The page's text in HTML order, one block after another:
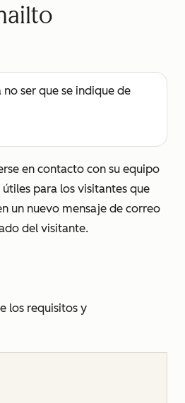
no ser que se indique de
en contacto con su equipo
para los visitantes que
un nuevo mensaje de correo
del visitante.
los requisitos y